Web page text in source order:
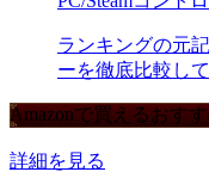
ランキングの元
ーを徹底比較し
Amazonで買えるおす
詳細を見る